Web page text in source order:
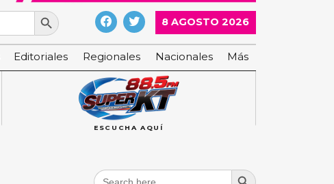
Search Button
8 AGOSTO 2026
Editoriales Regionales Nacionales Más
ESCUCHA AQUÍ
Search
Search Button